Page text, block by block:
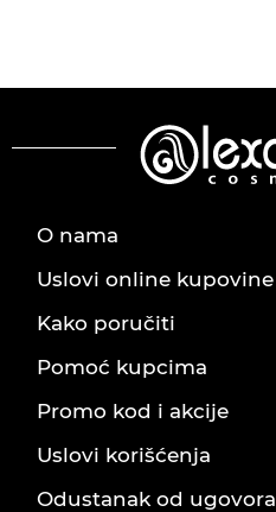
O nama
Uslovi online kupovine
Kako poručiti
Pomoć kupcima
Promo kod i akcije
Uslovi korišćenja
Odustanak od ugovora